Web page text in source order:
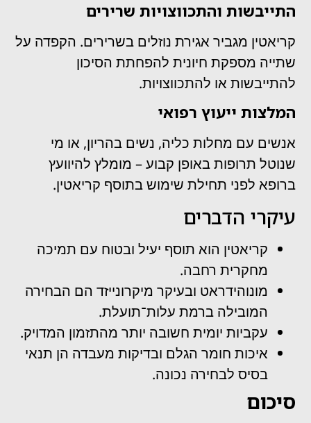
התייבשות והתכווצויות שרירים
קריאטין מגביר אגירת נוזלים בשרירים. הקפדה על
שתייה מספקת חיונית להפחתת הסיכון
להתייבשות או להתכווצויות.
המלצות ייעוץ רפואי
אנשים עם מחלות כליה, נשים בהריון, או מי
שנוטל תרופות באופן קבוע – מומלץ להיוועץ
ברופא לפני תחילת שימוש בתוסף קריאטין.
עיקרי הדברים
קריאטין הוא תוסף יעיל ובטוח עם תמיכה
מחקרית רחבה.
מונוהידראט ובעיקר מיקרונייזד הם הבחירה
המובילה ברמת עלות־תועלת.
עקביות יומית חשובה יותר מהתזמון המדויק.
איכות חומר הגלם ובדיקות מעבדה הן תנאי
בסיס לבחירה נכונה.
סיכום